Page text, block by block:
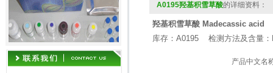
A0195羟基积雪草酸的详细资料：
羟基积雪草酸 Madecassic acid
库存：A0195 检测方法及含量
产品中文名